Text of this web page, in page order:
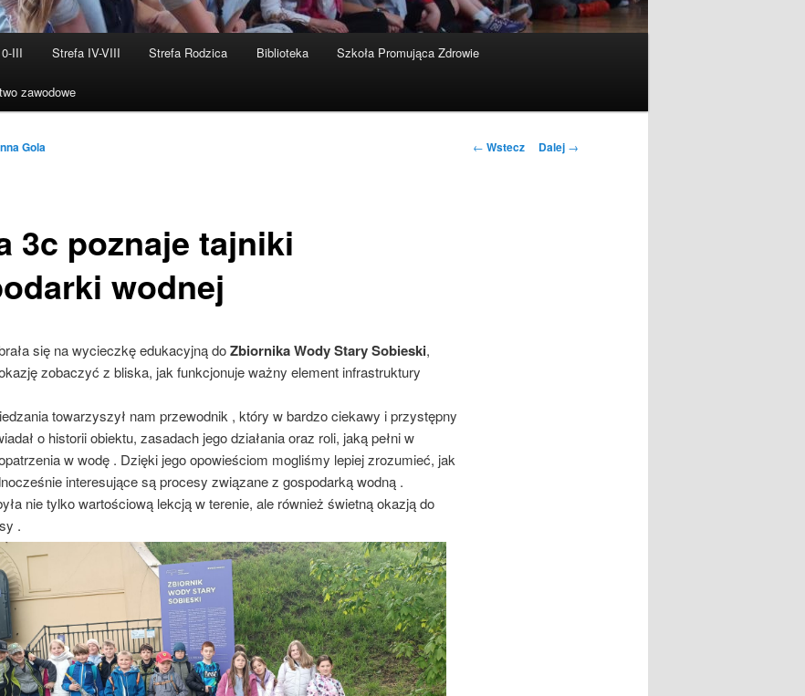
III Strefa IV-VIII Strefa Rodzica Biblioteka Szkoła Promująca Zdrowie
zawodowe
Nawigacja
← Wstecz Dalej →
3c poznaje tajniki
wodnej
Gola
się na wycieczkę edukacyjną doZbiornika Wody Stary Sobieski,
zobaczyć z bliska, jak funkcjonuje ważny element infrastruktury
towarzyszył nam przewodnik , który w bardzo ciekawy i przystępny
o historii obiektu, zasadach jego działania oraz roli, jaką pełni w
w wodę . Dzięki jego opowieściom mogliśmy lepiej zrozumieć, jak
interesujące są procesy związane z gospodarką wodną .
nie tylko wartościową lekcją w terenie, ale również świetną okazją do
.